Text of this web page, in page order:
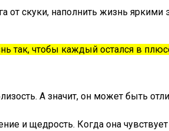
от скуки, наполнить жизнь яркими
так, чтобы каждый остался в
А значит, он может быть
и щедрость. Когда она